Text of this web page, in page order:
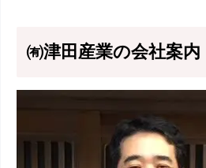
㈲津田産業の会社案内